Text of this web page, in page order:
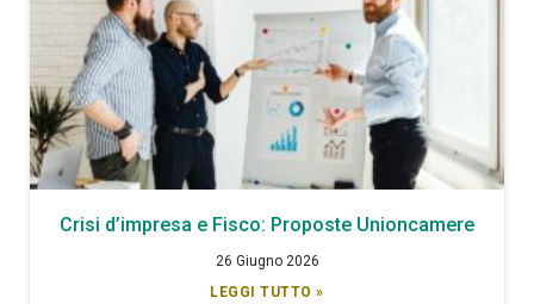
Crisi d’impresa e Fisco: Proposte Unioncamere
26 Giugno 2026
LEGGI TUTTO »